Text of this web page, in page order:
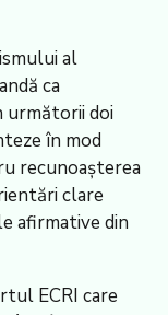
al
ca
următorii doi
în mod
recunoașterea
clare
afirmative din
ECRI care